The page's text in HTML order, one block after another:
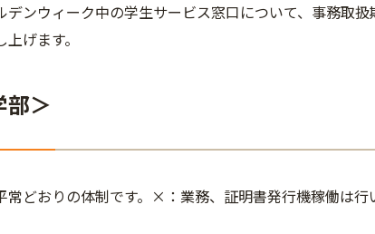
デンウィーク中の学生サービス窓口について、事務取
上げます。
部＞
どおりの体制です。×：業務、証明書発行機稼働は行